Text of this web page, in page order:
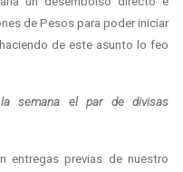
de Pesos para poder iniciar
de este asunto lo feo
semana el par de divisas
entregas previas de nuestro